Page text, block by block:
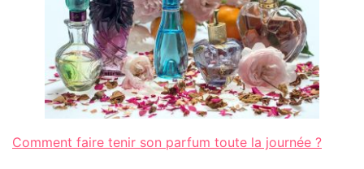
Comment faire tenir son parfum toute la journée ?